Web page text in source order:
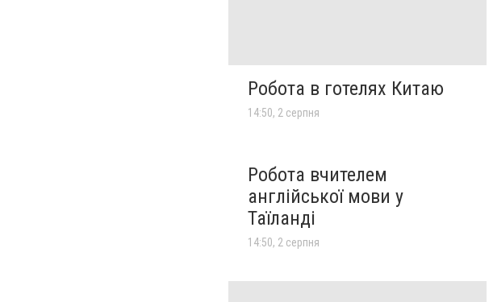
Робота в готелях Китаю
14:50, 2 серпня
Робота вчителем
англійської мови у
Таїланді
14:50, 2 серпня